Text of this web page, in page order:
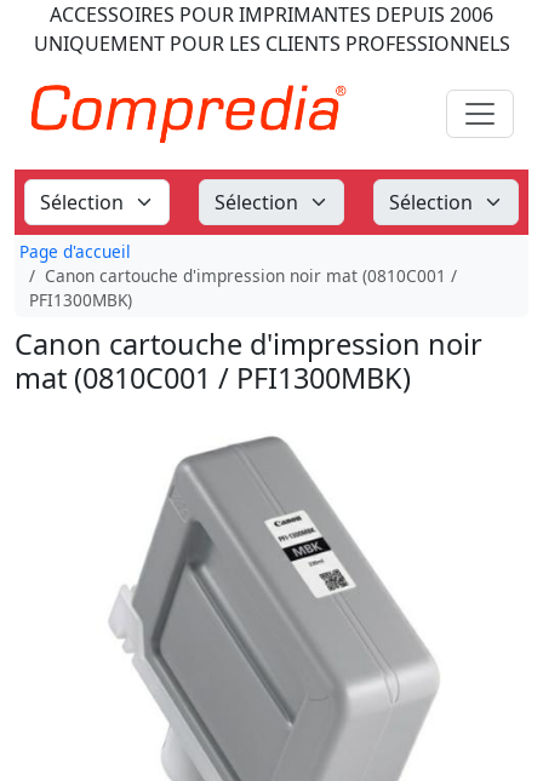
ACCESSOIRES POUR IMPRIMANTES DEPUIS 2006
UNIQUEMENT POUR LES CLIENTS PROFESSIONNELS
Page d'accueil
Canon cartouche d'impression noir mat (0810C001 /
PFI1300MBK)
Canon cartouche d'impression noir
mat (0810C001 / PFI1300MBK)